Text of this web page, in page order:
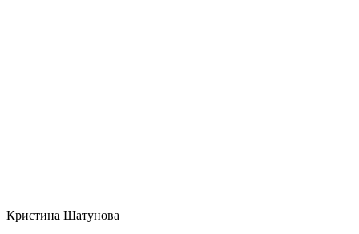
Кристина Шатунова